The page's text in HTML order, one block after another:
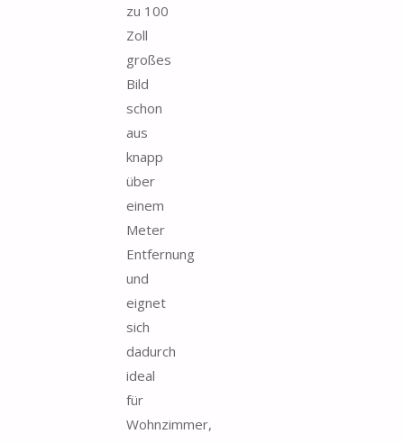
zu 100
Zoll
großes
Bild
schon
aus
knapp
über
einem
Meter
Entfernung
und
eignet
sich
dadurch
ideal
für
Wohnzimmer,